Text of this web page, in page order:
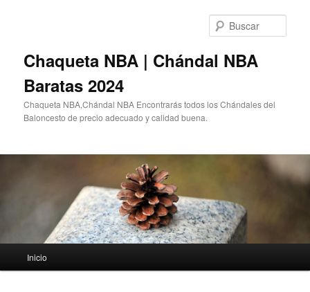
Chaqueta NBA | Chándal NBA
Baratas 2024
Chaqueta NBA,Chándal NBA Encontrarás todos los Chándales del
Baloncesto de precio adecuado y calidad buena.
principal
Inicio